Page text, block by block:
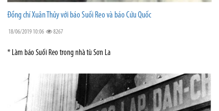
Đồng chí Xuân Thủy với báo Suối Reo và báo Cứu Quốc
18/06/2019 10:06 8267
* Làm báo Suối Reo trong nhà tù Sơn La